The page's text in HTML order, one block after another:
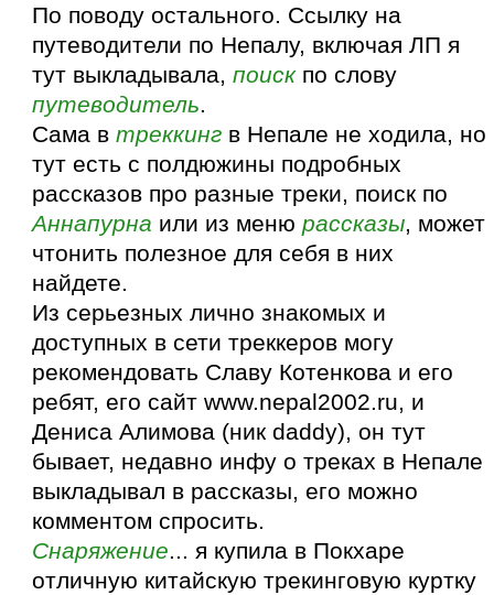
По поводу остального. Ссылку на
путеводители по Непалу, включая ЛП я
тут выкладывала,поискпо слову
путеводитель.
Сама втреккинг в Непале не ходила, но
тут есть с полдюжины подробных
рассказов про разные треки, поиск по
Аннапурна или из менюрассказы, может
чтонить полезное для себя в них
найдете.
Из серьезных лично знакомых и
доступных в сети треккеров могу
рекомендовать Славу Котенкова и его
ребят, его сайт www.nepal2002.ru, и
Дениса Алимова (ник daddy), он тут
бывает, недавно инфу о треках в Непале
выкладывал в рассказы, его можно
комментом спросить.
Снаряжение... я купила в Покхаре
отличную китайскую трекинговую куртку